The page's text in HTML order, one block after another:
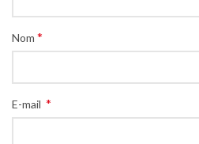
Nom *
E-mail *